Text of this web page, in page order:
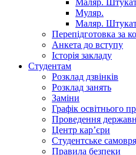
Маляр.
Муляр.
Маляр.
Перепідготовка за
Анкета до вступу
Історія закладу
Студентам
Розклад дзвінків
Розклад занять
Заміни
Графік освітнього
Проведення
Центр кар’єри
Студентське
Правила безпеки